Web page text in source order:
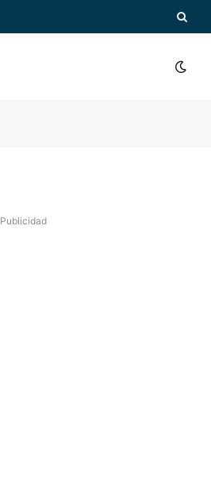
Publicidad